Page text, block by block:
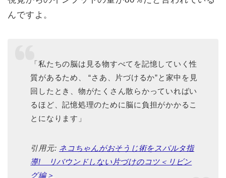
んですよ。
「私たちの脳は見る物すべてを記憶していく性
質があるため、 “さあ、片づけるか”と家中を見
回したとき、物がたくさん散らかっていればい
るほど、記憶処理のために脳に負担がかかるこ
とになります」
引用元: ネコちゃんがおそうじ術をスパルタ指
導! リバウンドしない片づけのコツ＜リビン
グ編＞